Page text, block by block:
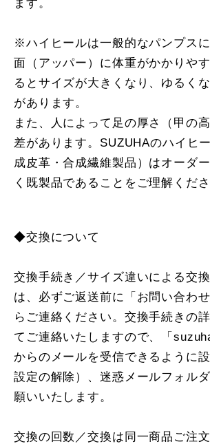
ます。
※ハイヒールは一般的なパンプス
面（アッパー）に体重がかかりや
るとサイズが大きくなり、ゆるく
があります。
また、人によって足の厚さ（甲の
差があります。SUZUHAのハイヒ
成皮革・合成繊維製品）はオーダ
く既製品であることをご理解くださ
◆交換について
交換手続き／サイズ違いによる交
は、必ずご返送前に「お問い合わ
らご連絡ください。交換手続きの
てご連絡いたしますので、「
からのメールを受信できるように
設定の解除）、迷惑メールフォル
願いいたします。
交換の回数／交換は同一商品ご注